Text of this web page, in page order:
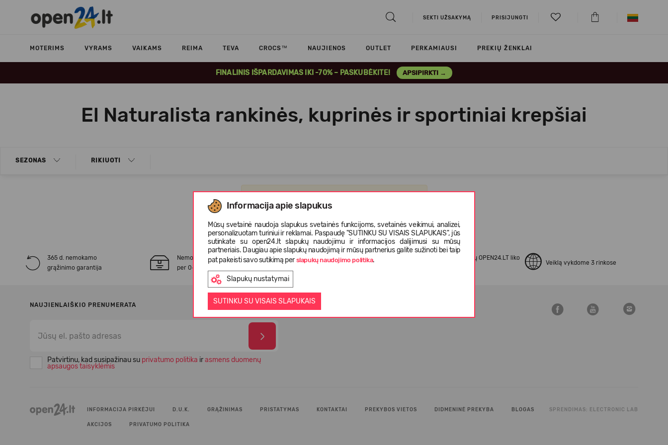
SEKTI UŽSAKYMĄ PRISIJUNGTI
MOTERIMS VYRAMS VAIKAMS REIMA TEVA CROCS™ NAUJIENOS OUTLET PERKAMIAUSI PREKIŲ ŽENKLAI
FINALINIS IŠPARDAVIMAS IKI -70% – PASKUBĖKITE! APSIPIRKTI →
Informacija apie slapukus
Mūsų svetainė naudoja slapukus svetainės funkcijoms, svetainės veikimui, analizei,
personalizuotam turiniui ir reklamai. Paspaudę "SUTINKU SU VISAIS SLAPUKAIS", jūs
sutinkate su open24.lt slapukų naudojimu ir informacijos dalijimusi su mūsų
partneriais. Daugiau apie slapukų naudojimą ir mūsų partnerius galite sužinoti bei taip
pat pakeisti savo sutikimą per slapukų naudojimo politika.
Slapukų nustatymai
SUTINKU SU VISAIS SLAPUKAIS
El Naturalista rankinės, kuprinės ir sportiniai krepšiai
SEZONAS RIKIUOTI
365 d. nemokamo
grąžinimo garantija
Nemokamas* pristatymas
per 0-3 darbo dienas
Pasirinkimas iš daugiau kaip 5 000
Tiek apsipirkusių OPEN24.LT liko
Veiklą vykdome 3 rinkose
NAUJIENLAIŠKIO PRENUMERATA
Patvirtinu, kad susipažinau su privatumo politika irasmens duomenų
apsaugos taisyklėmis
INFORMACIJA PIRKĖJUI D.U.K. GRĄŽINIMAS PRISTATYMAS KONTAKTAI PREKYBOS VIETOS DIDMENINĖ PREKYBA BLOGAS
AKCIJOS PRIVATUMO POLITIKA
SPRENDIMAS: ELECTRONIC LAB